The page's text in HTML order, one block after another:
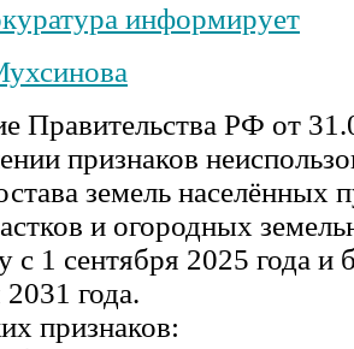
информирует
Правительства РФ от
признаков
земель населённых
и огородных
с 1 сентября 2025 года и
года.
признаков: